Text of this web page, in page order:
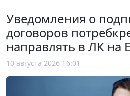
Уведомления о
договоров
направлять в ЛК на
10 августа 2026 16:01